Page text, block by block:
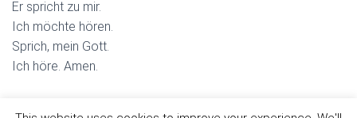
Er spricht zu mir.
Ich möchte hören.
Sprich, mein Gott.
Ich höre. Amen.